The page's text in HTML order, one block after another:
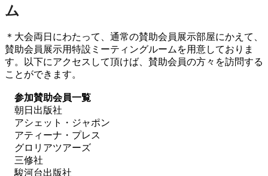
ム
＊大会両日にわたって、通常の賛助会員展示部屋にかえて、
賛助会員展示用特設ミーティングルームを用意しておりま
す。以下にアクセスして頂けば、賛助会員の方々を訪問する
ことができます。
参加賛助会員一覧
朝日出版社
アシェット・ジャポン
アティーナ・プレス
グロリアツアーズ
三修社
駿河台出版社